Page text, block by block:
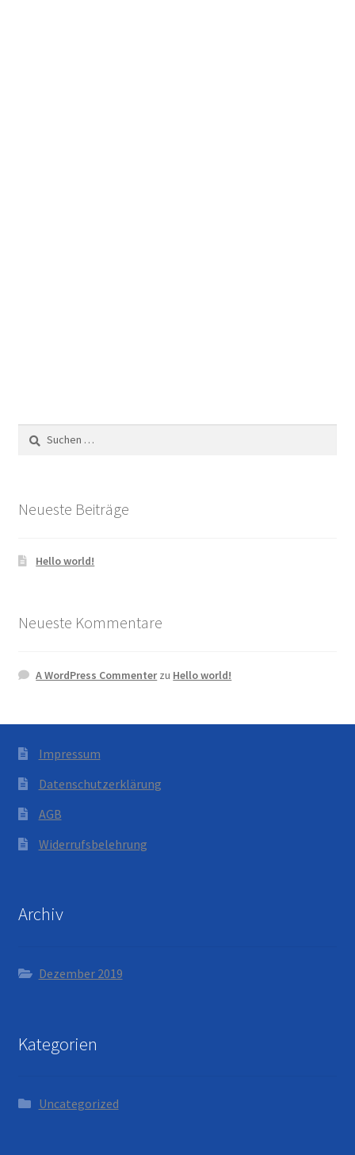
Suchen
nach:
Neueste Beiträge
Hello world!
Neueste Kommentare
A WordPress Commenterzu Hello world!
Impressum
Datenschutzerklärung
AGB
Widerrufsbelehrung
Archiv
Dezember 2019
Kategorien
Uncategorized